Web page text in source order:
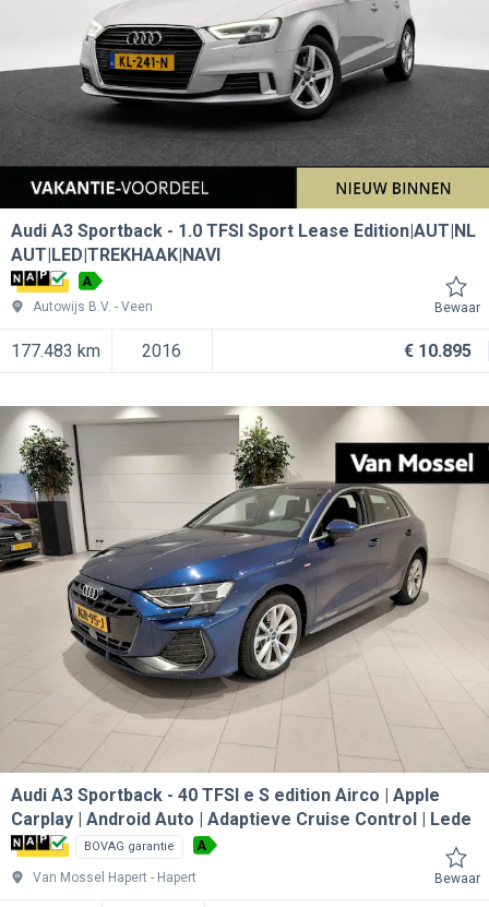
Audi A3 Sportback
1.0 TFSI Sport Lease Edition|AUT|NL
AUT|LED|TREKHAAK|NAVI
A
Autowijs B.V.
Veen Bewaar
177.483 km 2016 € 10.895
Audi A3 Sportback
40 TFSI e S edition Airco | Apple
Carplay | Android Auto | Adaptieve Cruise Control | Lede
BOVAG garantie A
Van Mossel Hapert Hapert Bewaar